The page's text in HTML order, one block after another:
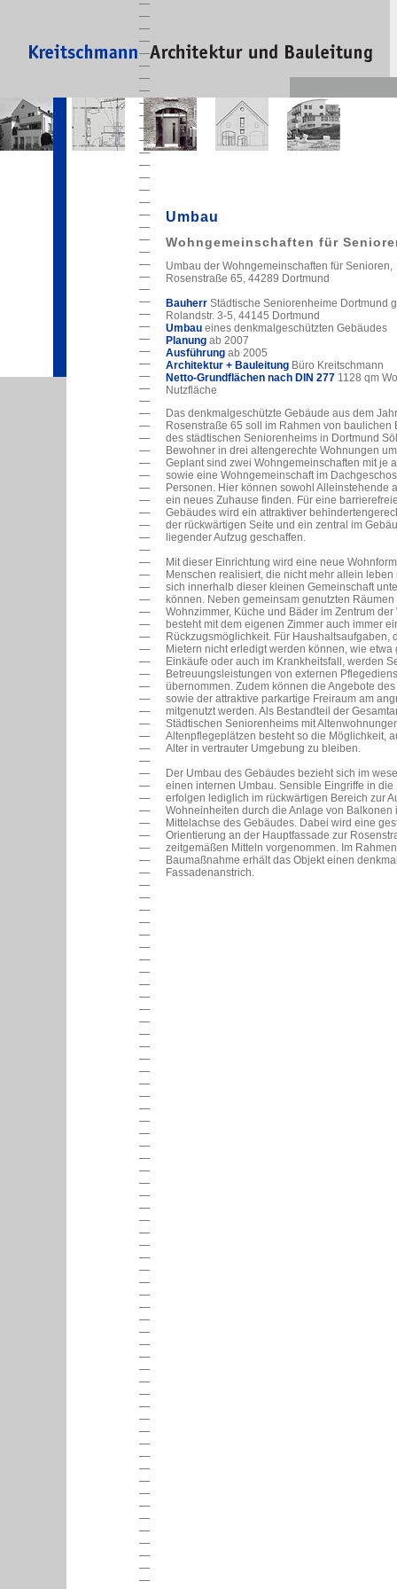
Umbau
Wohngemeinschaften für
Umbau der Wohngemeinschaften für Senioren,
Rosenstraße 65, 44289 Dortmund
Bauherr Städtische Seniorenheime Dortmund
Rolandstr. 3-5, 44145 Dortmund
Umbau eines denkmalgeschützten Gebäudes
Planung ab 2007
Ausführung ab 2005
Architektur + Bauleitung Büro Kreitschmann
Netto-Grundflächen nach DIN 277 1128 qm
Nutzfläche
Das denkmalgeschützte Gebäude aus dem
Rosenstraße 65 soll im Rahmen von baulichen
des städtischen Seniorenheims in Dortmund
Bewohner in drei altengerechte Wohnungen
Geplant sind zwei Wohngemeinschaften mit je
sowie eine Wohngemeinschaft im
Personen. Hier können sowohl Alleinstehende
ein neues Zuhause finden. Für eine
Gebäudes wird ein attraktiver
der rückwärtigen Seite und ein zentral im
liegender Aufzug geschaffen.
Mit dieser Einrichtung wird eine neue
Menschen realisiert, die nicht mehr allein leben
sich innerhalb dieser kleinen Gemeinschaft
können. Neben gemeinsam genutzten Räumen
Wohnzimmer, Küche und Bäder im Zentrum der
besteht mit dem eigenen Zimmer auch immer
Rückzugsmöglichkeit. Für Haushaltsaufgaben,
Mietern nicht erledigt werden können, wie etwa
Einkäufe oder auch im Krankheitsfall, werden
Betreuungsleistungen von externen
übernommen. Zudem können die Angebote
sowie der attraktive parkartige Freiraum am
mitgenutzt werden. Als Bestandteil der
Städtischen Seniorenheims mit
Altenpflegeplätzen besteht so die Möglichkeit,
Alter in vertrauter Umgebung zu bleiben.
Der Umbau des Gebäudes bezieht sich im
einen internen Umbau. Sensible Eingriffe in die
erfolgen lediglich im rückwärtigen Bereich zur
Wohneinheiten durch die Anlage von Balkonen
Mittelachse des Gebäudes. Dabei wird eine
Orientierung an der Hauptfassade zur
zeitgemäßen Mitteln vorgenommen. Im
Baumaßnahme erhält das Objekt einen
Fassadenanstrich.